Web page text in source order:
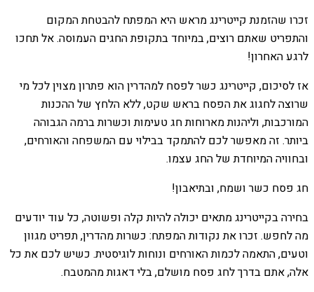
זכרו שהזמנת קייטרינג מראש היא המפתח להבטחת המקום
והתפריט שאתם רוצים, במיוחד בתקופת החגים העמוסה. אל תחכו
לרגע האחרון!
אז לסיכום, קייטרינג כשר לפסח למהדרין הוא פתרון מצוין לכל מי
שרוצה לחגוג את הפסח בראש שקט, ללא הלחץ של ההכנות
המורכבות, וליהנות מארוחות חג טעימות וכשרות ברמה הגבוהה
ביותר. זה מאפשר לכם להתמקד בבילוי עם המשפחה והאורחים,
ובחוויה המיוחדת של החג עצמו.
חג פסח כשר ושמח, ובתיאבון!
בחירה בקייטרינג מתאים יכולה להיות קלה ופשוטה, כל עוד יודעים
מה לחפש. זכרו את נקודות המפתח: כשרות מהדרין, תפריט מגוון
וטעים, התאמה לכמות האורחים ונוחות לוגיסטית. כשיש לכם את כל
אלה, אתם בדרך לחג פסח מושלם, בלי דאגות מהמטבח.